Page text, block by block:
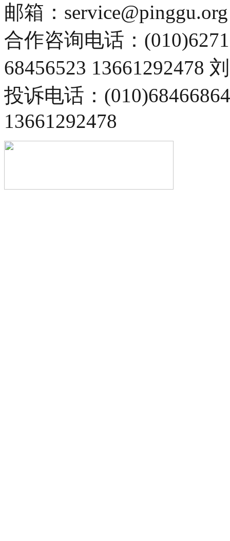
邮箱：service@pinggu.org
合作咨询电话：
68456523 13661292478
投诉电话：
13661292478